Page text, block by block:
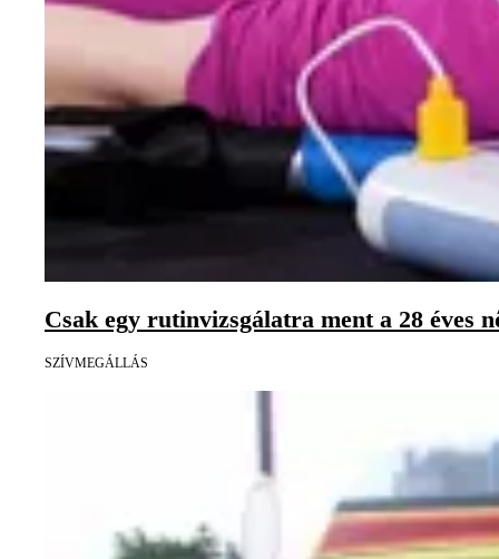
Csak egy rutinvizsgálatra ment a 28 éves
SZÍVMEGÁLLÁS